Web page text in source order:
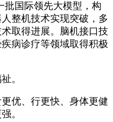
批国际领先大模型，构
整机技术实现突破，多
取得进展。脑机接口技
病诊疗等领域取得积极
。
优、行更快、身体更健
。